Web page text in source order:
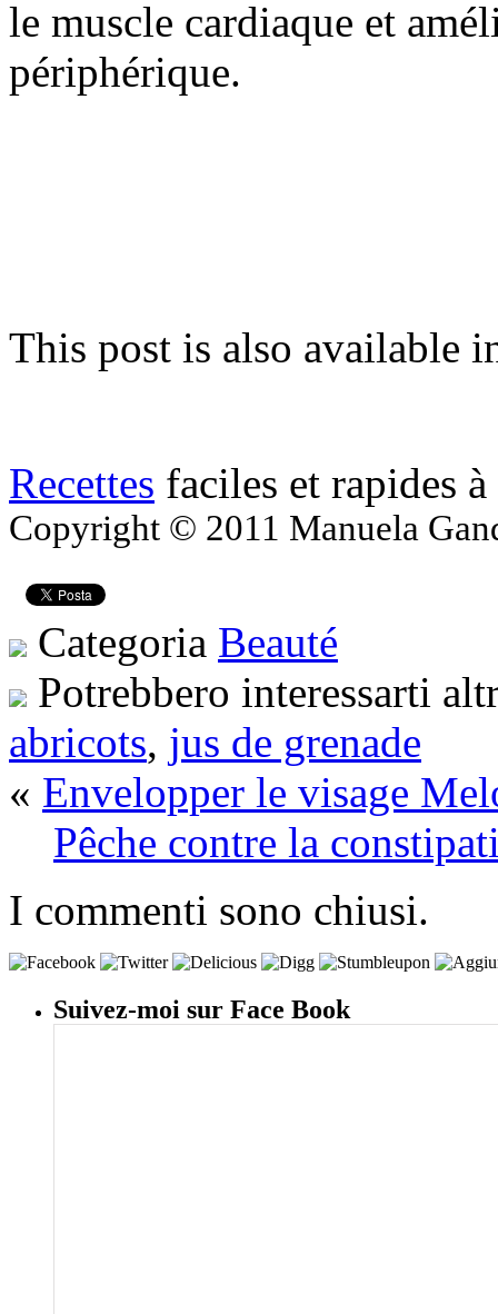
le muscle cardiaque et
périphérique.
This post is also available
Recettes faciles et rapides
Copyright © 2011 Manuela
Categoria Beauté
Potrebbero interessarti
abricots, jus de grenade
« Envelopper le visage
Pêche contre la
I commenti sono chiusi.
Suivez-moi sur Face Book